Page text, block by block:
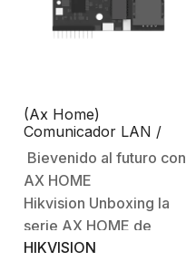
(Ax Home)
Comunicador LAN /
Permite Integrar Puerto
RJ-45 / Compatible con
Paneles AX Home
Bievenido al futuro con
AX HOME
Hikvision Unboxing la
serie AX HOME de
alarmas HikvisionCurso
HIKVISION